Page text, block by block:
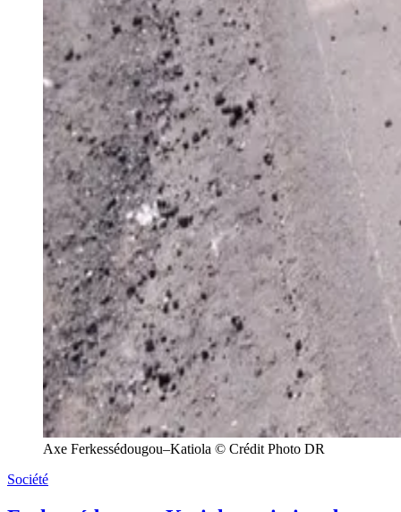
Axe Ferkessédougou–Katiola © Crédit Photo DR
Société